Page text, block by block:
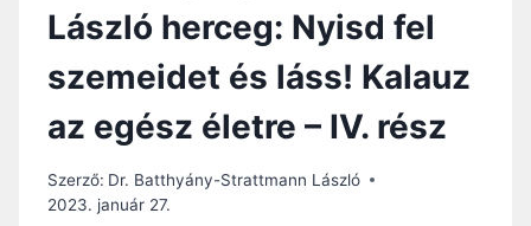
László herceg: Nyisd fel
szemeidet és láss! Kalauz
az egész életre – IV. rész
Szerző: Dr. Batthyány-Strattmann László
2023. január 27.